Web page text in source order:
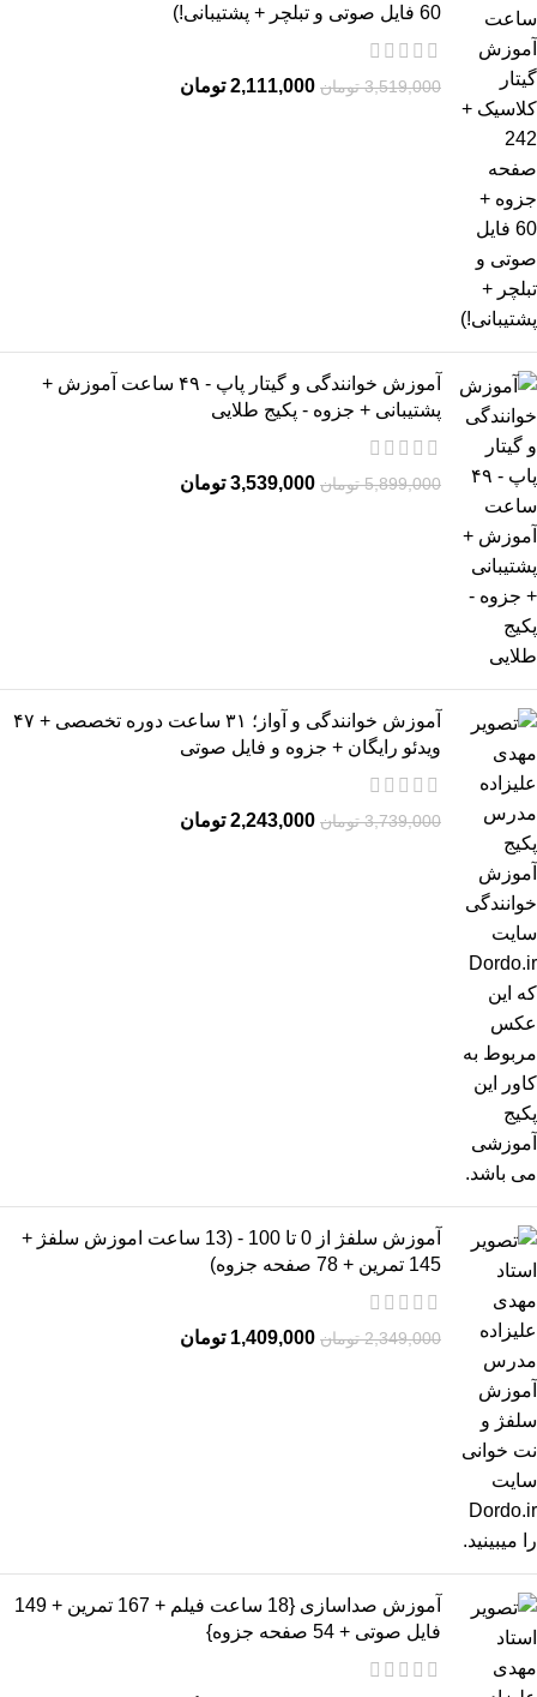
60 فایل صوتی و تبلچر + پشتیبانی!)
3,519,000 تومان 2,111,000 تومان
آموزش خوانندگی و گیتار پاپ - ۴۹ ساعت آموزش +
پشتیبانی + جزوه - پکیج طلایی
5,899,000 تومان 3,539,000 تومان
آموزش خوانندگی و آواز؛ ۳۱ ساعت دوره تخصصی + ۴۷
ویدئو رایگان + جزوه و فایل صوتی
3,739,000 تومان 2,243,000 تومان
آموزش سلفژ از 0 تا 100 - (13 ساعت اموزش سلفژ +
145 تمرین + 78 صفحه جزوه)
2,349,000 تومان 1,409,000 تومان
آموزش صداسازی {18 ساعت فیلم + 167 تمرین + 149
فایل صوتی + 54 صفحه جزوه}